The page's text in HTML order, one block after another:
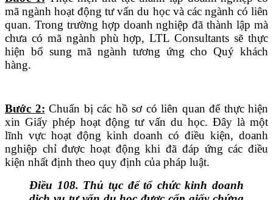
mã ngành hoạt động tư vấn du học và các ngành có liên
quan. Trong trường hợp doanh nghiệp đã thành lập mà
chưa có mã ngành phù hợp, LTL Consultants sẽ thực
hiện bổ sung mã ngành tương ứng cho Quý khách
hàng.
Bước 2: Chuẩn bị các hồ sơ có liên quan để thực hiện
xin Giấy phép hoạt động tư vấn du học. Đây là một
lĩnh vực hoạt động kinh doanh có điều kiện, doanh
nghiệp chỉ được hoạt động khi đã đáp ứng các điều
kiện nhất định theo quy định của pháp luật.
Điều 108. Thủ tục để tổ chức kinh doanh